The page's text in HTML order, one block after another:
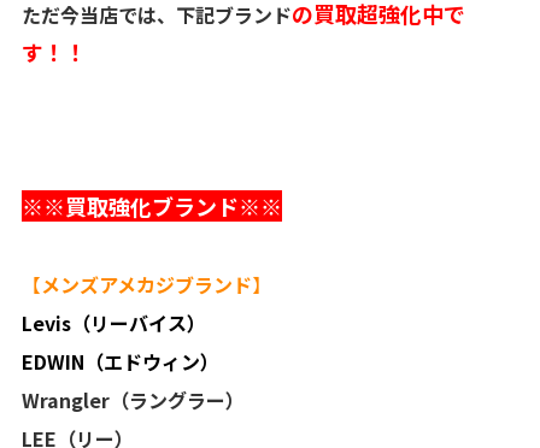
ただ今当店では、下記ブランドの買取超強化中で
す！！
※※買取強化ブランド※※
【メンズアメカジブランド】
Levis（リーバイス）
EDWIN（エドウィン）
Wrangler（ラングラー）
LEE（リー）